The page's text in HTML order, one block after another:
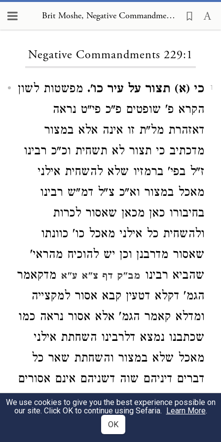
Brit Moshe, Negative Commandments 229:1
Negative Commandments 229:1
1 כי (א) תצור על עיר כו'. מפשטות לשון
הקרא פ' שופטים פ"כ פי"ט נראה
דאזהרת מל"ת זו אינה אלא במצור
מדכתיב כי תצור לא תשחית וכ"כ רבינו
ז"ל בפי' ברמזיו שלא להשחית אילני
מאכל במצור וא"כ צ"ל דמ"ש רבינו
בחיבורו כאן מכאן שאסור לכרות
ולהשחית כל אילני מאכל כו' כוונתו
שאסור מדרבנן וכן יש להוכיח מהראי'
שהביא רבינו מב"ק דף צ"א ע"א מדקאמר
הגמ' דקלא דטעין קבא אסור למקצייה
ומדלא קאמר הגמ' אלא אסור נראה כמו
שכתבנו נמצא דלרבינו השחתת אילני
מאכל שלא במצור והשחתת שאר כל
דברים דיניהם שוה דשניהם אינם אסורים
אלא מדרבנן וע"כ לא נקט רבינו בשניהם
אלא אסור, וא"כ צ"ל דרבינו חולק על
We use cookies to give you the best experience possible on
our site. Click OK to continue using Sefaria. Learn More.
OK